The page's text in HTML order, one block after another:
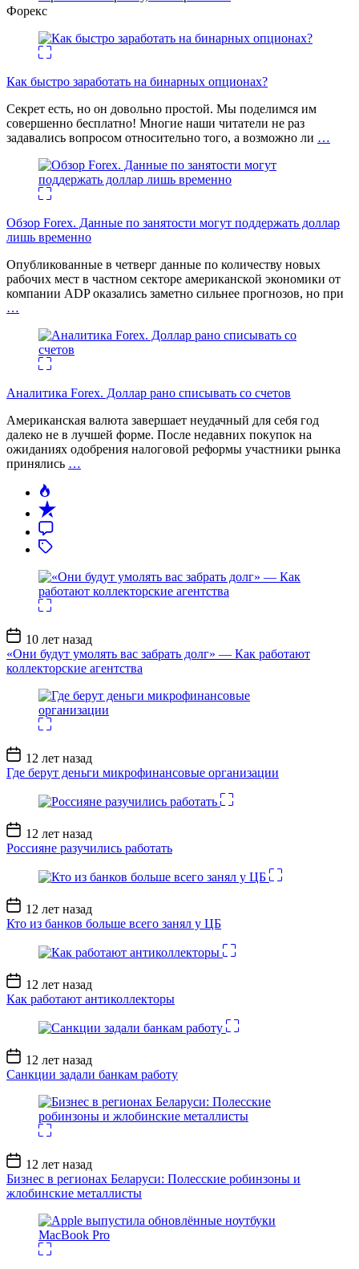
Форекс
Как быстро заработать на бинарных опционах?
Секрет есть, но он довольно простой. Мы поделимся им
совершенно бесплатно! Многие наши читатели не раз
задавались вопросом относительно того, а возможно ли …
Обзор Forex. Данные по занятости могут поддержать доллар
лишь временно
Опубликованные в четверг данные по количеству новых
рабочих мест в частном секторе американской экономики от
компании ADP оказались заметно сильнее прогнозов, но при
…
Аналитика Forex. Доллар рано списывать со счетов
Американская валюта завершает неудачный для себя год
далеко не в лучшей форме. После недавних покупок на
ожиданиях одобрения налоговой реформы участники рынка
принялись …
Дата
записи
10 лет назад
«Они будут умолять вас забрать долг» — Как работают
коллекторские агентства
Дата
записи
12 лет назад
Где берут деньги микрофинансовые организации
Дата
записи
12 лет назад
Россияне разучились работать
Дата
записи
12 лет назад
Кто из банков больше всего занял у ЦБ
Дата
записи
12 лет назад
Как работают антиколлекторы
Дата
записи
12 лет назад
Санкции задали банкам работу
Дата
записи
12 лет назад
Бизнес в регионах Беларуси: Полесские робинзоны и
жлобинские металлисты